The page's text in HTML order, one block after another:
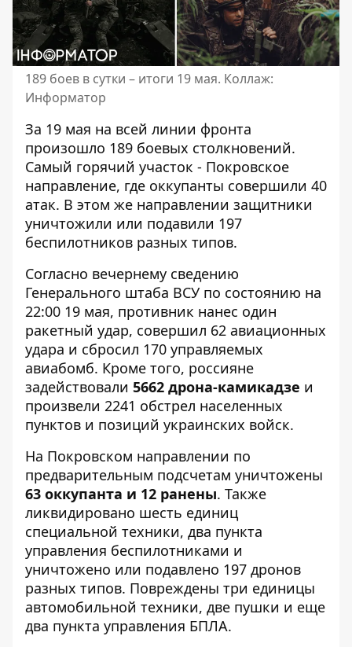
189 боев в сутки – итоги 19 мая. Коллаж:
Информатор
За 19 мая на всей линии фронта
произошло 189 боевых столкновений.
Самый горячий участок - Покровское
направление, где оккупанты совершили 40
атак. В этом же направлении защитники
уничтожили или подавили 197
беспилотников разных типов.
Согласно вечернему сведению
Генерального штаба ВСУ по состоянию на
22:00 19 мая, противник нанес один
ракетный удар, совершил 62 авиационных
удара и сбросил 170 управляемых
авиабомб. Кроме того, россияне
задействовали 5662 дрона-камикадзе и
произвели 2241 обстрел населенных
пунктов и позиций украинских войск.
На Покровском направлении по
предварительным подсчетам уничтожены
63 оккупанта и 12 ранены. Также
ликвидировано шесть единиц
специальной техники, два пункта
управления беспилотниками и
уничтожено или подавлено 197 дронов
разных типов. Повреждены три единицы
автомобильной техники, две пушки и еще
два пункта управления БПЛА.